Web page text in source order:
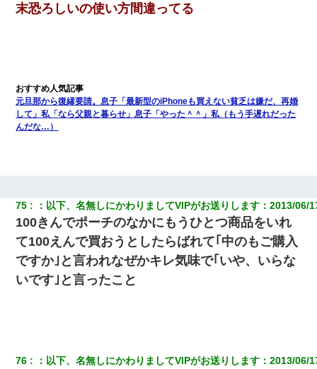
末恐ろしいの使い方間違ってる
元旦那から復縁要請。息子「最新型のiPhoneも買えない貧乏は嫌だ、再婚
して」私「なら父親と暮らせ」息子「やった＾＾」私（もう手遅れだった
んだな…）
75 ： 以下、名無しにかわりましてVIPがお送りします ：2013/06/
100きんでポーチのなかにもうひとつ商品をいれ
て100えんで買おうとしたらばれて｢中のもご購入
ですか｣と言われなぜかキレ気味で｢いや、いらな
いです｣と言ったこと
76 ： 以下、名無しにかわりましてVIPがお送りします ：2013/06/